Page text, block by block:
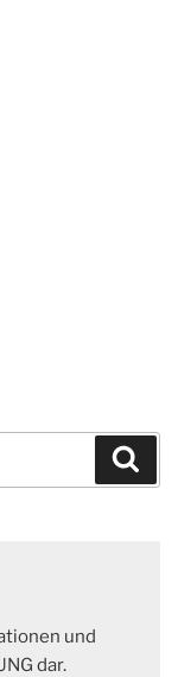
und
dar.